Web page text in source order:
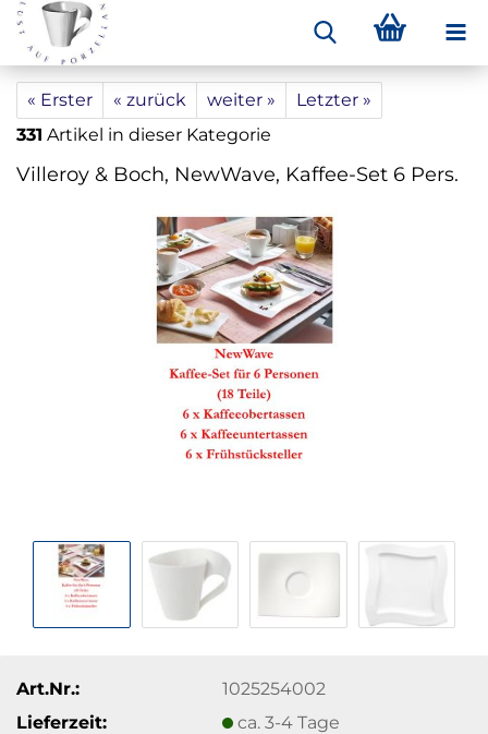
« Erster « zurück weiter »
Letzter »
331 Artikel in dieser Kategorie
Villeroy & Boch, NewWave, Kaffee-Set 6 Pers.
Art.Nr.:
1025254002
Lieferzeit:
ca. 3-4 Tage